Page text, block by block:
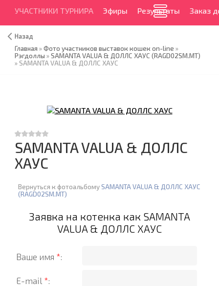
УЧАСТНИКИ ТУРНИРА Эфиры Результаты Заказ
Назад
Главная »Фото участников выставок кошек on-line »
Рэгдоллы »SAMANTA VALUA & ДОЛЛС ХАУС (RAGD02SM.MT)
» SAMANTA VALUA & ДОЛЛС ХАУС
SAMANTA VALUA & ДОЛЛС
ХАУС
Вернуться к фотоальбомуSAMANTA VALUA & ДОЛЛС ХАУС
(RAGD02SM.MT)
Заявка на котенка как SAMANTA
VALUA & ДОЛЛС ХАУС
Ваше имя *:
E-mail *: